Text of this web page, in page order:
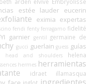
estée lauder eucerin
eximia expertas
fendi fenty ferragamo fidelité
garnier gentil germaine de
gucci guerlain guess guías
head and shoulders
helena
hermes herramientas
idraet illamasqua